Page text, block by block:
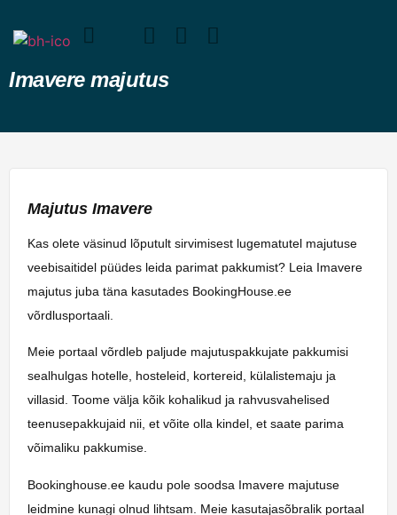
Imavere majutus
Majutus Imavere
Kas olete väsinud lõputult sirvimisest lugematutel majutuse
veebisaitidel püüdes leida parimat pakkumist? Leia Imavere
majutus juba täna kasutades BookingHouse.ee
võrdlusportaali.
Meie portaal võrdleb paljude majutuspakkujate pakkumisi
sealhulgas hotelle, hosteleid, kortereid, külalistemaju ja
villasid. Toome välja kõik kohalikud ja rahvusvahelised
teenusepakkujaid nii, et võite olla kindel, et saate parima
võimaliku pakkumise.
Bookinghouse.ee kaudu pole soodsa Imavere majutuse
leidmine kunagi olnud lihtsam. Meie kasutajasõbralik portaal